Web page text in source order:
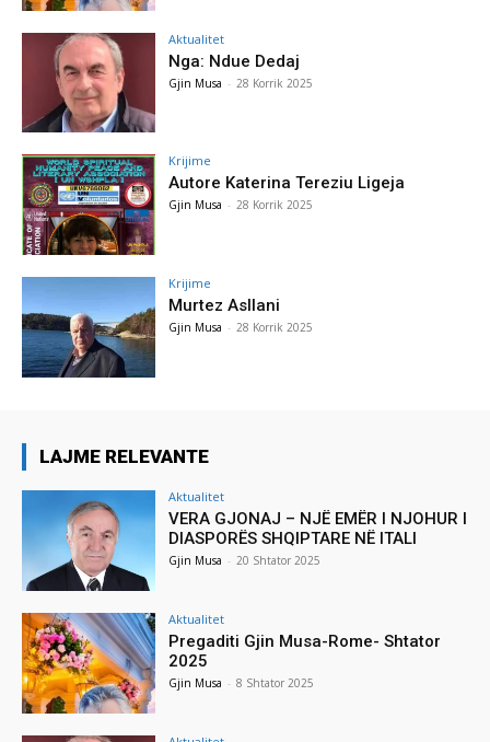
Aktualitet
Nga: Ndue Dedaj
Gjin Musa - 28 Korrik 2025
Krijime
Autore Katerina Tereziu Ligeja
Gjin Musa - 28 Korrik 2025
Krijime
Murtez Asllani
Gjin Musa - 28 Korrik 2025
LAJME RELEVANTE
Aktualitet
VERA GJONAJ – NJË EMËR I NJOHUR I
DIASPORËS SHQIPTARE NË ITALI
Gjin Musa - 20 Shtator 2025
Aktualitet
Pregaditi Gjin Musa-Rome- Shtator
2025
Gjin Musa - 8 Shtator 2025